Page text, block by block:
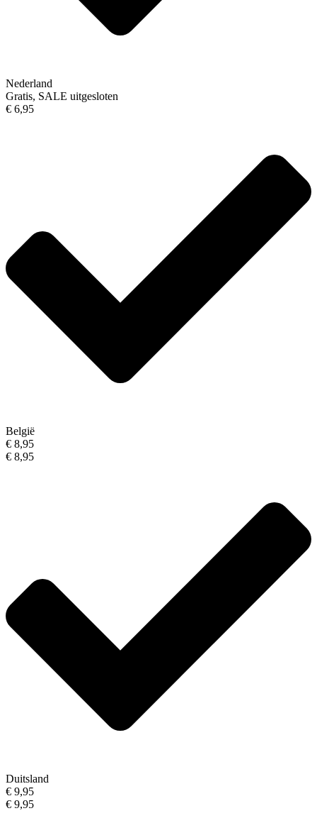
Nederland
Gratis, SALE uitgesloten
€ 6,95
België
€ 8,95
€ 8,95
Duitsland
€ 9,95
€ 9,95